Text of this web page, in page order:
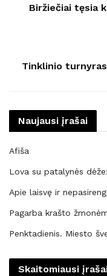
Biržiečiai tęsia
Tinklinio
Naujausi įrašai
Afiša
Lova su patalynės
Apie laisvę ir
Pagarba krašto
Penktadienis. Miesto
Skaitomiausi